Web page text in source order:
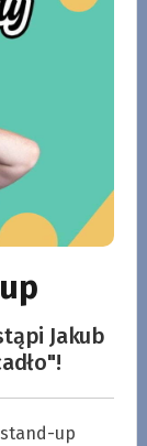
Jakub
stand-up